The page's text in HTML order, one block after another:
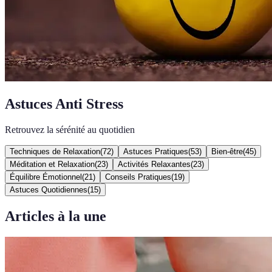
Astuces Anti Stress
Retrouvez la sérénité au quotidien
Techniques de Relaxation(72) Astuces Pratiques(53) Bien-être(45)
Méditation et Relaxation(23) Activités Relaxantes(23)
Équilibre Émotionnel (21 ) Conseils Pratiques(19)
Astuces Quotidiennes(15)
Articles à la une